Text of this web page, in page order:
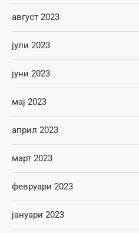
август 2023
јули 2023
јуни 2023
мај 2023
април 2023
март 2023
февруари 2023
јануари 2023